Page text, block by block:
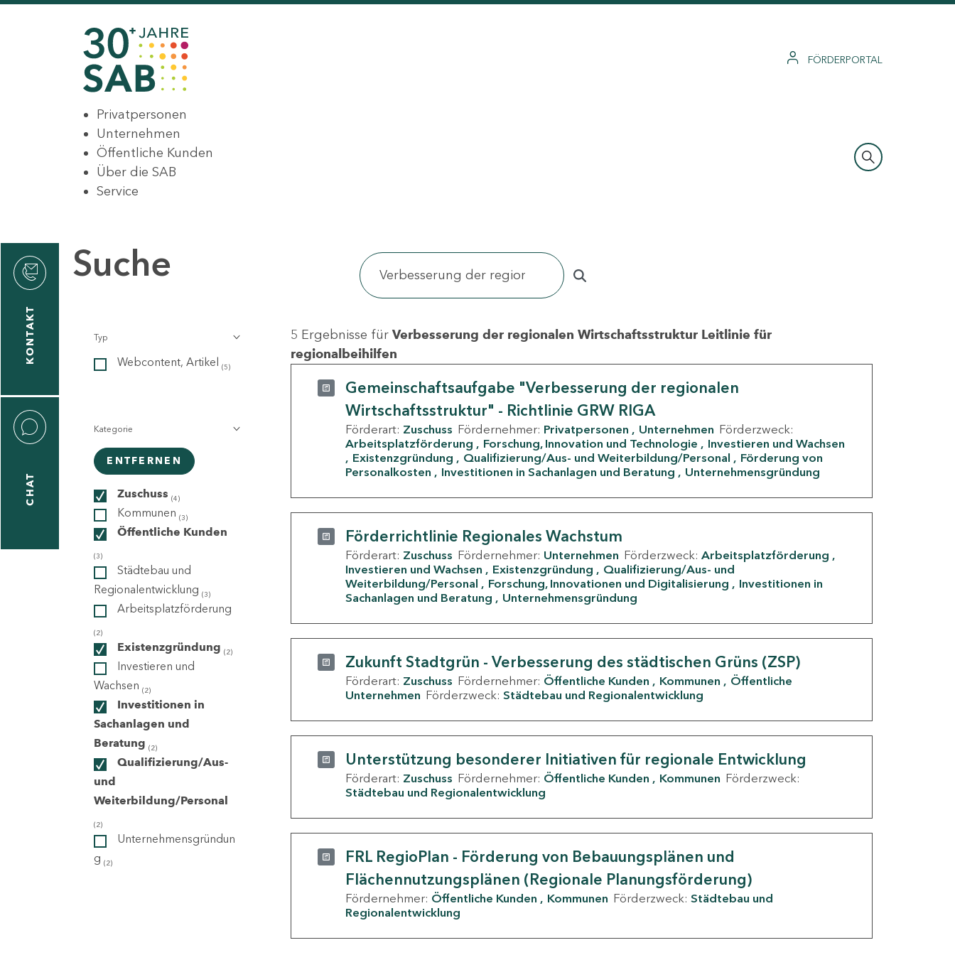
FÖRDERPORTAL
Privatpersonen
Unternehmen
Öffentliche Kunden
Über die SAB
Service
KONTAKT
CHAT
Suche
Typ
Webcontent, Artikel (5)
Kategorie
ENTFERNEN
Zuschuss (4)
Kommunen (3)
Öffentliche Kunden
(3)
Städtebau und
Regionalentwicklung (3)
Arbeitsplatzförderung
(2)
Existenzgründung (2)
Investieren und
Wachsen (2)
Investitionen in
Sachanlagen und
Beratung (2)
Qualifizierung/Aus-
und
Weiterbildung/Personal
(2)
Unternehmensgründun
g (2)
5 Ergebnisse für Verbesserung der regionalen Wirtschaftsstruktur Leitlinie für
regionalbeihilfen
Gemeinschaftsaufgabe "Verbesserung der regionalen
Wirtschaftsstruktur" - Richtlinie GRW RIGA
Förderart: Zuschuss Fördernehmer: Privatpersonen Unternehmen Förderzweck:
Arbeitsplatzförderung
Forschung, Innovation und Technologie
Investieren und Wachsen
Existenzgründung
Qualifizierung/Aus- und Weiterbildung/Personal
Förderung von
Personalkosten
Investitionen in Sachanlagen und Beratung Unternehmensgründung
Förderrichtlinie Regionales Wachstum
Förderart: Zuschuss Fördernehmer: Unternehmen Förderzweck: Arbeitsplatzförderung
Investieren und Wachsen
Existenzgründung
Qualifizierung/Aus- und
Weiterbildung/Personal
Forschung, Innovationen und Digitalisierung
Investitionen in
Sachanlagen und Beratung
Unternehmensgründung
Zukunft Stadtgrün - Verbesserung des städtischen Grüns (ZSP)
Förderart: Zuschuss Fördernehmer: Öffentliche Kunden Kommunen
Öffentliche
Unternehmen Förderzweck: Städtebau und Regionalentwicklung
Unterstützung besonderer Initiativen für regionale Entwicklung
Förderart: Zuschuss Fördernehmer: Öffentliche Kunden Kommunen Förderzweck:
Städtebau und Regionalentwicklung
FRL RegioPlan - Förderung von Bebauungsplänen und
Flächennutzungsplänen (Regionale Planungsförderung)
Fördernehmer: Öffentliche Kunden Kommunen Förderzweck: Städtebau und
Regionalentwicklung